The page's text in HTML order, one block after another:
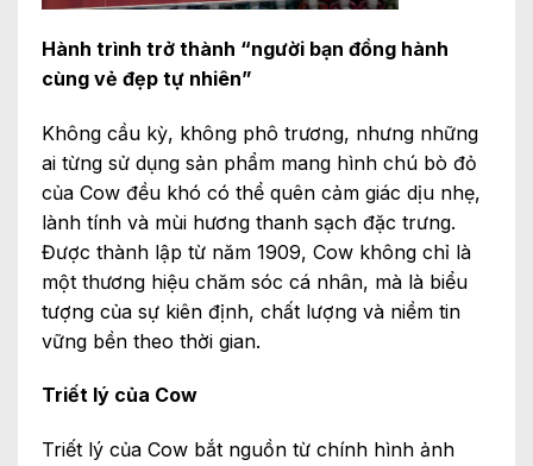
Hành trình trở thành “người bạn đồng hành
cùng vẻ đẹp tự nhiên”
Không cầu kỳ, không phô trương, nhưng những
ai từng sử dụng sản phẩm mang hình chú bò đỏ
của Cow đều khó có thể quên cảm giác dịu nhẹ,
lành tính và mùi hương thanh sạch đặc trưng.
Được thành lập từ năm 1909, Cow không chỉ là
một thương hiệu chăm sóc cá nhân, mà là biểu
tượng của sự kiên định, chất lượng và niềm tin
vững bền theo thời gian.
Triết lý của Cow
Triết lý của Cow bắt nguồn từ chính hình ảnh